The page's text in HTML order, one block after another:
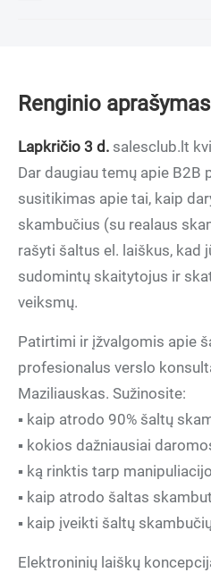
Renginio
Lapkričio 3 d. salesclub.lt
Dar daugiau temų apie B2B
susitikimas apie tai, kaip
skambučius (su realaus
rašyti šaltus el. laiškus, kad
sudomintų skaitytojus ir
veiksmų.
Patirtimi ir įžvalgomis apie
profesionalus verslo
Maziliauskas. Sužinosite:
▪ kaip atrodo 90% šaltų
▪ kokios dažniausiai
▪ ką rinktis tarp
▪ kaip atrodo šaltas
▪ kaip įveikti šaltų
Elektroninių laiškų